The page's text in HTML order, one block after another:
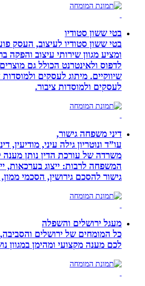
בטי ששון סטודיו
ומציע מגוון שירותי עיצוב והפקה ברמה
לדפוס ולאינטרנט הכולל גם מוצרים
שיווקיים. מיתוג לעסקים ולמוסדות
לעסקים ולמוסדות ציבור.
דיני משפחה גישור,
עו”ד ונוטריון גילה עיני, מודיעין, דיני
משרדה של עורכת הדין נותן מענה לכלל
המשפחה לרבות: ייצוג בערכאות,
גישור להסכם גירושין, הסכמי ממון,
מעגל ירושלים והשפלה
כל המומחים של ירושלים והסביבה,
לכם מענה מקצועי ומהימן במגוון